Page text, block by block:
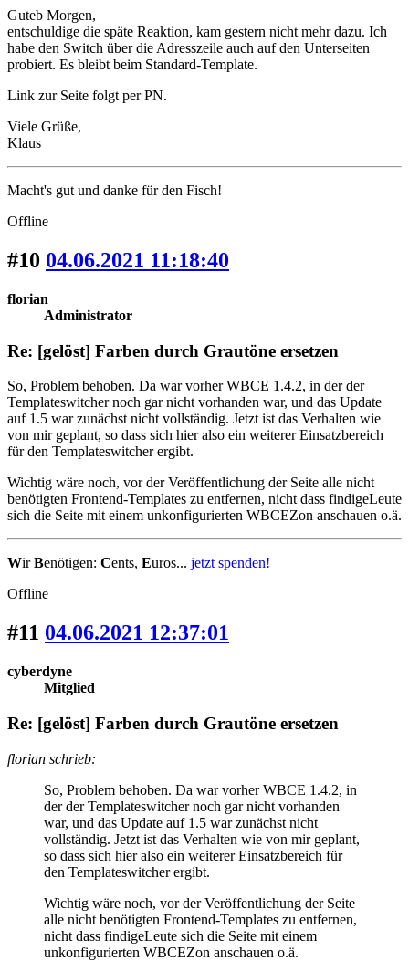
Guteb Morgen,
entschuldige die späte Reaktion, kam gestern nicht mehr dazu. Ich
habe den Switch über die Adresszeile auch auf den Unterseiten
probiert. Es bleibt beim Standard-Template.
Link zur Seite folgt per PN.
Viele Grüße,
Klaus
Macht's gut und danke für den Fisch!
Offline
#10 04.06.2021 11:18:40
florian
Administrator
Re: [gelöst] Farben durch Grautöne ersetzen
So, Problem behoben. Da war vorher WBCE 1.4.2, in der der
Templateswitcher noch gar nicht vorhanden war, und das Update
auf 1.5 war zunächst nicht vollständig. Jetzt ist das Verhalten wie
von mir geplant, so dass sich hier also ein weiterer Einsatzbereich
für den Templateswitcher ergibt.
Wichtig wäre noch, vor der Veröffentlichung der Seite alle nicht
benötigten Frontend-Templates zu entfernen, nicht dass findigeLeute
sich die Seite mit einem unkonfigurierten WBCEZon anschauen o.ä.
WirBenötigen: Cents, Euros... jetzt spenden!
Offline
#11 04.06.2021 12:37:01
cyberdyne
Mitglied
Re: [gelöst] Farben durch Grautöne ersetzen
florian schrieb:
So, Problem behoben. Da war vorher WBCE 1.4.2, in
der der Templateswitcher noch gar nicht vorhanden
war, und das Update auf 1.5 war zunächst nicht
vollständig. Jetzt ist das Verhalten wie von mir geplant,
so dass sich hier also ein weiterer Einsatzbereich für
den Templateswitcher ergibt.
Wichtig wäre noch, vor der Veröffentlichung der Seite
alle nicht benötigten Frontend-Templates zu entfernen,
nicht dass findigeLeute sich die Seite mit einem
unkonfigurierten WBCEZon anschauen o.ä.